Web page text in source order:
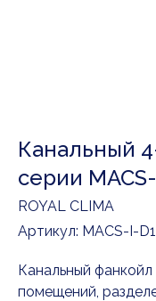
Канальный
серии
ROYAL CLIMA
Артикул: MACS-I-
Канальный
помещений,